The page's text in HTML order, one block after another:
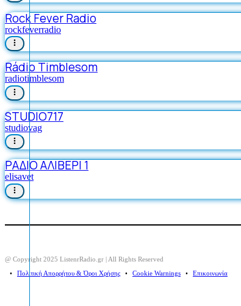
Rock Fever Radio
rockfeverradio
Rádio Timblesom
radiotimblesom
STUDIO717
studiovag
ΡΑΔΙΟ ΑΛΙΒΕΡΙ 1
elisavet
@ Copyright 2025 ListenrRadio.gr | All Rights Reserved
⠀•⠀ Πολιτική Απορρήτου & Όροι Χρήσης ⠀•⠀ Cookie Warnings ⠀•⠀ Επικοινωνία